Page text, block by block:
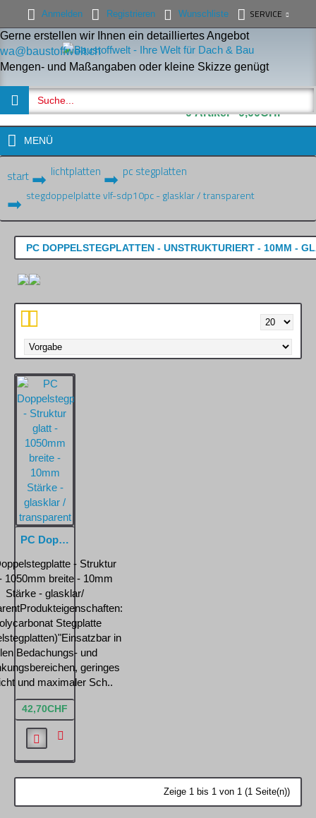
Anmelden Registrieren Wunschliste SERVICE
Gerne erstellen wir Ihnen ein detailliertes Angebot
wa@baustoffwelt.ch
Mengen- und Maßangaben oder kleine Skizze genügt
0 Artikel - 0,00CHF
MENÜ
start lichtplatten pc stegplatten
stegdoppelplatte vlf-sdp10pc - glasklar / transparent
PC DOPPELSTEGPLATTEN - UNSTRUKTURIERT - 10MM -
PC Doppelstegplatte - Struktur glatt - 1050mm breite - 10mm Stärke - glasklar / transparent
- Struktur
1050mm breite - 10mm
Stärke - glasklar/
Stegplatte
in
Bedachungs- und
geringes
und maximaler Sch..
42,70CHF
Zeige 1 bis 1 von 1 (1 Seite(n))